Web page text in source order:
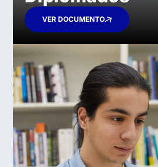
VER DOCUMENTO